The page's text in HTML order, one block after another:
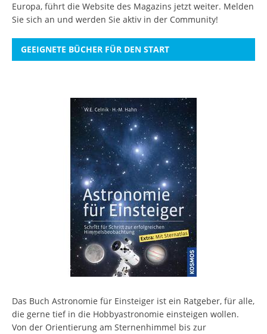
Europa, führt die Website des Magazins jetzt weiter. Melden
Sie sich an und werden Sie aktiv in der Community!
GEEIGNETE BÜCHER FÜR DEN START
Das Buch Astronomie für Einsteiger ist ein Ratgeber, für alle,
die gerne tief in die Hobbyastronomie einsteigen wollen.
Von der Orientierung am Sternenhimmel bis zur